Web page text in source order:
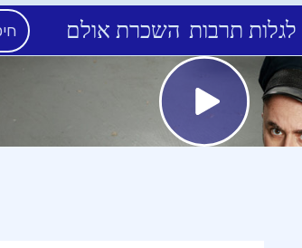
לגלות תרבות השכרת אולם